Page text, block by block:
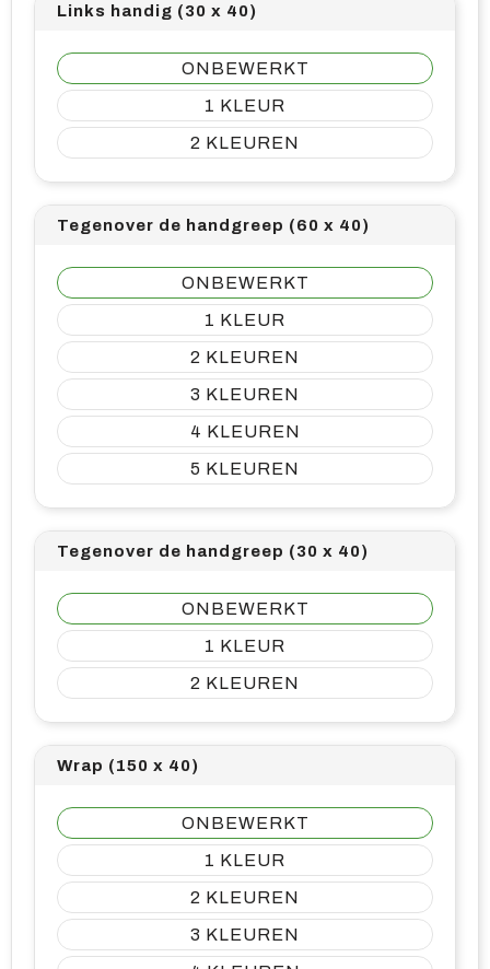
Links handig (30 x 40)
ONBEWERKT
1
2
Tegenover de handgreep (60 x 40)
ONBEWERKT
1
2
3
4
5
Tegenover de handgreep (30 x 40)
ONBEWERKT
1
2
Wrap (150 x 40)
ONBEWERKT
1
2
3